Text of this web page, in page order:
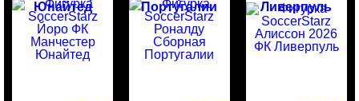
Юнайтед
Португалии
Ливерпуль